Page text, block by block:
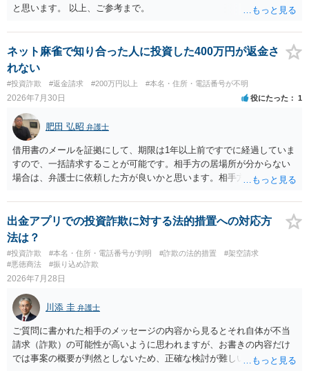
と思います。 以上、ご参考まで。
ネット麻雀で知り合った人に投資した400万円が返金さ
れない
#投資詐欺 #返金請求 #200万円以上 #本名・住所・電話番号が不明
2026年7月30日 役にたった 1
肥田 弘昭 弁護士
借用書のメールを証拠にして、期限は1年以上前ですでに経過していま
すので、一括請求することが可能です。相手方の居場所が分からない
場合は、弁護士に依頼した方が良いかと思います。相手方の居場所が
さい。
出金アプリでの投資詐欺に対する法的措置への対応方
法は？
#投資詐欺 #本名・住所・電話番号が判明 #詐欺の法的措置
#架空請求
#悪徳商法
#振り込め詐欺
2026年7月28日
川添 圭 弁護士
ご質問に書かれた相手のメッセージの内容から見るとそれ自体が不当
請求（詐欺）の可能性が高いように思われますが、お書きの内容だけ
では事案の概要が判然としないため、正確な検討が難しいです。例え